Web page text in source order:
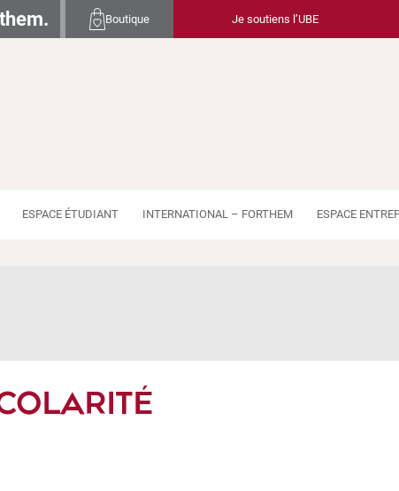
Boutique Je soutiens l’UBE
ESPACE ÉTUDIANT INTERNATIONAL – FORTHEM ESPACE